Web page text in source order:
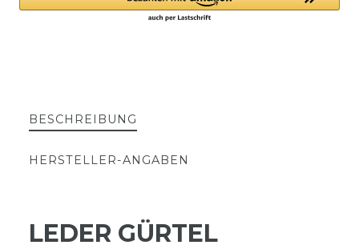
BESCHREIBUNG
HERSTELLER-ANGABEN
LEDER GÜRTEL